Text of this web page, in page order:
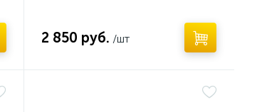
2 850 руб. /шт